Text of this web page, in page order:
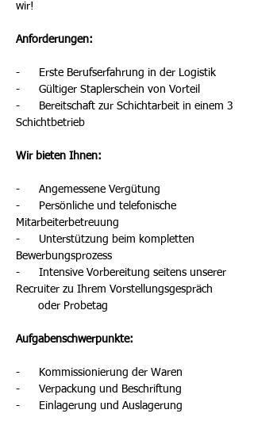
wir!
Anforderungen:
-      Erste Berufserfahrung in der Logistik
-      Gültiger Staplerschein von Vorteil
-      Bereitschaft zur Schichtarbeit in einem 3
Schichtbetrieb
Wir bieten Ihnen:
-      Angemessene Vergütung
-      Persönliche und telefonische
Mitarbeiterbetreuung
-      Unterstützung beim kompletten
Bewerbungsprozess
-      Intensive Vorbereitung seitens unserer
Recruiter zu Ihrem Vorstellungsgespräch
       oder Probetag
Aufgabenschwerpunkte:
-      Kommissionierung der Waren
-      Verpackung und Beschriftung
-      Einlagerung und Auslagerung